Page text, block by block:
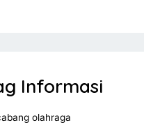
Informasi
olahraga